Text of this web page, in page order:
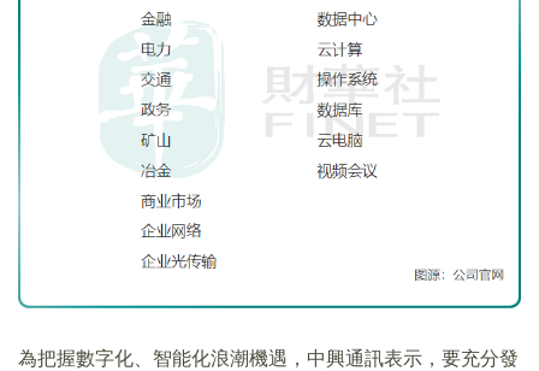
為把握數字化、智能化浪潮機遇，中興通訊表示，要充分發